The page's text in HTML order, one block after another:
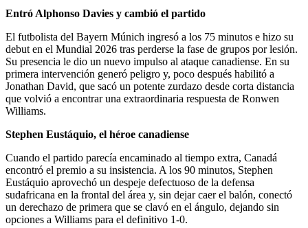
Entró Alphonso Davies y cambió el partido
El futbolista del Bayern Múnich ingresó a los 75 minutos e hizo su
debut en el Mundial 2026 tras perderse la fase de grupos por lesión.
Su presencia le dio un nuevo impulso al ataque canadiense. En su
primera intervención generó peligro y, poco después habilitó a
Jonathan David, que sacó un potente zurdazo desde corta distancia
que volvió a encontrar una extraordinaria respuesta de Ronwen
Williams.
Stephen Eustáquio, el héroe canadiense
Cuando el partido parecía encaminado al tiempo extra, Canadá
encontró el premio a su insistencia. A los 90 minutos, Stephen
Eustáquio aprovechó un despeje defectuoso de la defensa
sudafricana en la frontal del área y, sin dejar caer el balón, conectó
un derechazo de primera que se clavó en el ángulo, dejando sin
opciones a Williams para el definitivo 1-0.